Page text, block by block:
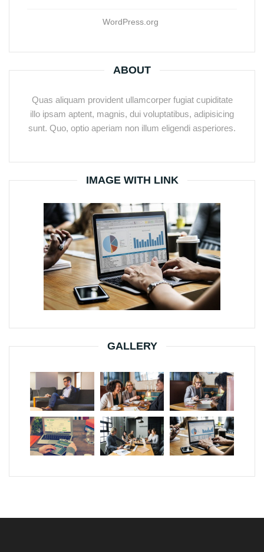
WordPress.org
ABOUT
Quas aliquam provident ullamcorper fugiat cupiditate
illo ipsam aptent, magnis, dui voluptatibus, adipisicing
sunt. Quo, optio aperiam non illum eligendi asperiores.
IMAGE WITH LINK
GALLERY